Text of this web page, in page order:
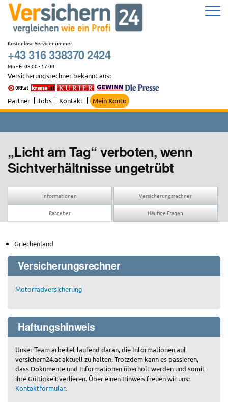
Zum
Inhalt
springen
Kostenlose Servicenummer:
+43 316 338370 2424
Mo - Fr 08:00 - 17:00
Versicherungsrechner bekannt aus:
Partner Jobs Kontakt Mein Konto
„Licht am Tag“ verboten, wenn
Sichtverhältnisse ungetrübt
Informationen Versicherungsrechner
Ratgeber Häufige Fragen
Griechenland
Versicherungsrechner
Motorradversicherung
Haftungshinweis
Unser Team arbeitet laufend daran, die Informationen auf
versichern24.at aktuell zu halten. Trotzdem kann es passieren,
dass Dokumente und Informationen überholt werden und somit
ihre Gültigkeit verlieren. Über einen Hinweis freuen wir uns:
Kontaktformular.